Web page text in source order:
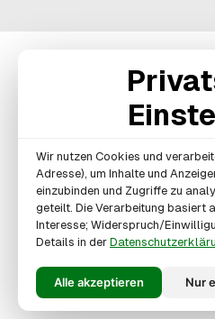
Wir nutzen Cookies und
Adresse), um Inhalte und
einzubinden und Zugriffe zu
geteilt. Die Verarbeitung basiert
Interesse; Widerspruch/
Details in der
Alle akzeptieren Nur